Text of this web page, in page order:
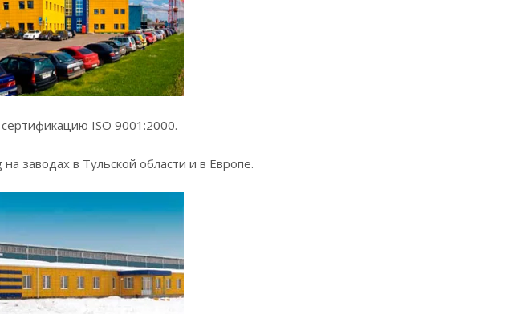
ISO 9001:2000.
заводах в Тульской области и в Европе.